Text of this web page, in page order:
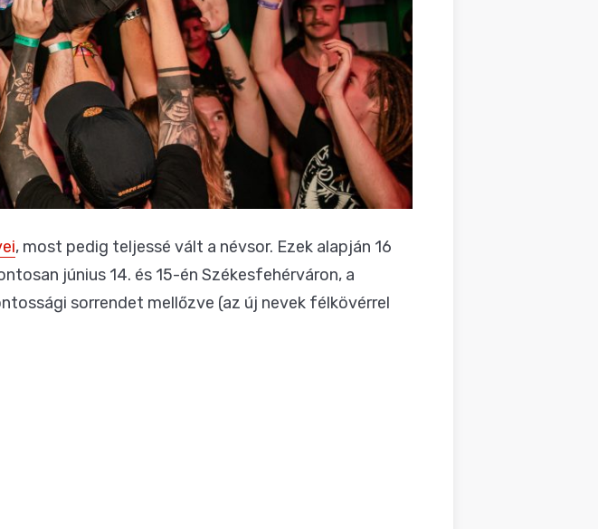
, most pedig teljessé vált a névsor. Ezek alapján 16
június 14. és 15-én Székesfehérváron, a
sorrendet mellőzve (az új nevek félkövérrel